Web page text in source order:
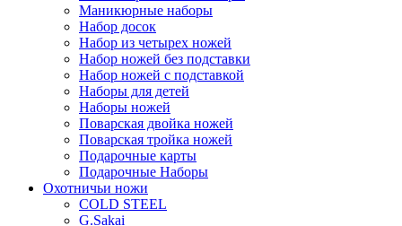
Маникюрные наборы
Набор досок
Набор из четырех ножей
Набор ножей без подставки
Набор ножей с подставкой
Наборы для детей
Наборы ножей
Поварская двойка ножей
Поварская тройка ножей
Подарочные карты
Подарочные Наборы
Охотничьи ножи
COLD STEEL
G.Sakai